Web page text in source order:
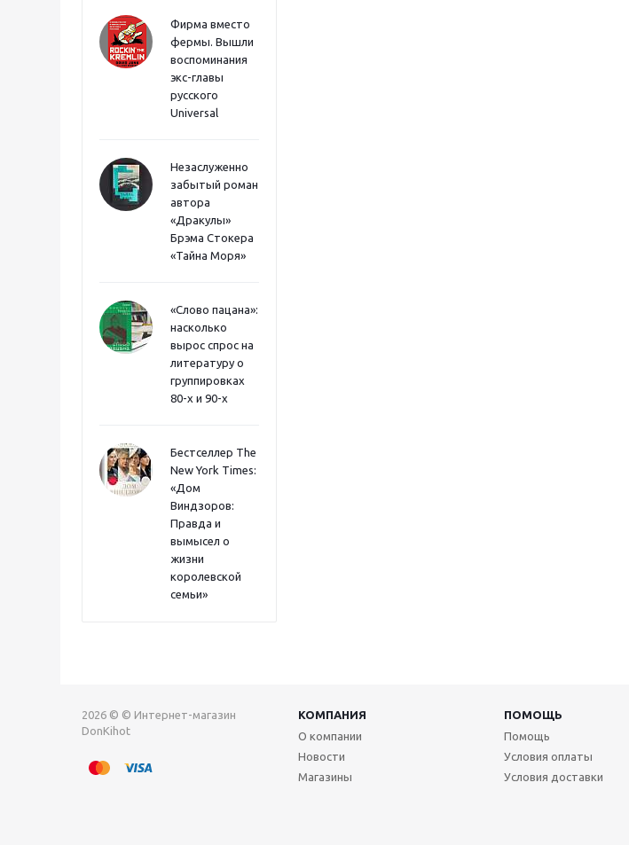
Фирма вместо
фермы. Вышли
воспоминания
экс-главы
русского
Universal
Незаслуженно
забытый роман
автора
«Дракулы»
Брэма Стокера
«Тайна Моря»
«Слово пацана»:
насколько
вырос спрос на
литературу о
группировках
80-х и 90-х
Бестселлер The
New York Times:
«Дом
Виндзоров:
Правда и
вымысел о
жизни
королевской
семьи»
2026 © © Интернет-магазин
DonKihot
КОМПАНИЯ ПОМОЩЬ
О компании
Новости
Магазины
Помощь
Условия оплаты
Условия доставки